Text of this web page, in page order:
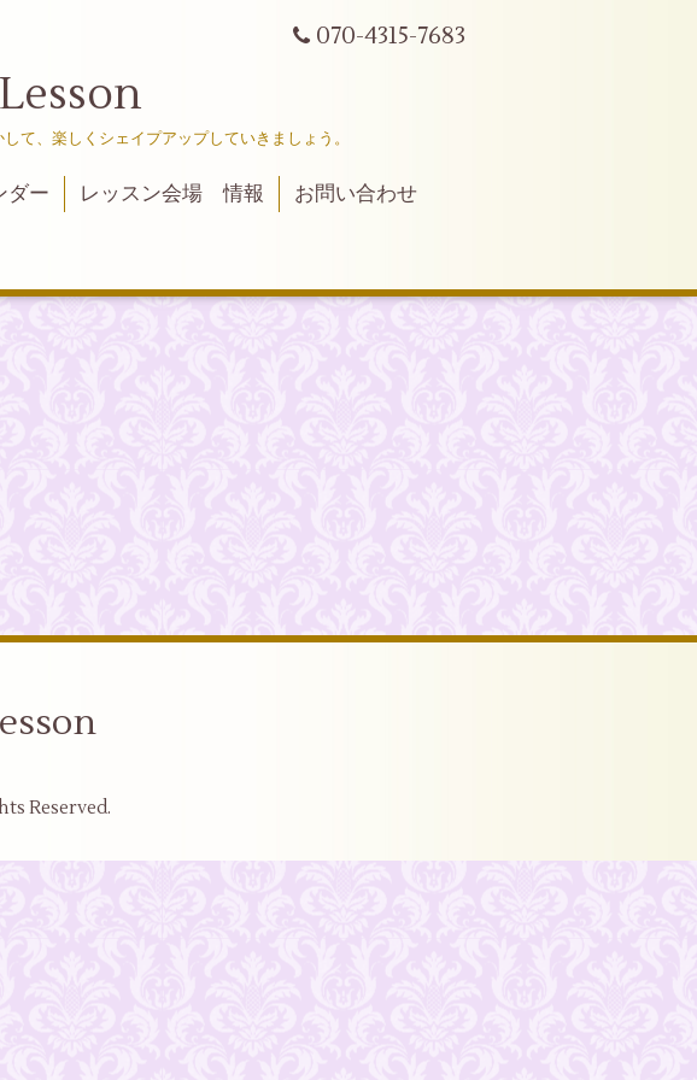
070-4315-7683
て、楽しくシェイプアップしていきましょう。
ダー レッスン会場 情報
お問い合わせ
Reserved.